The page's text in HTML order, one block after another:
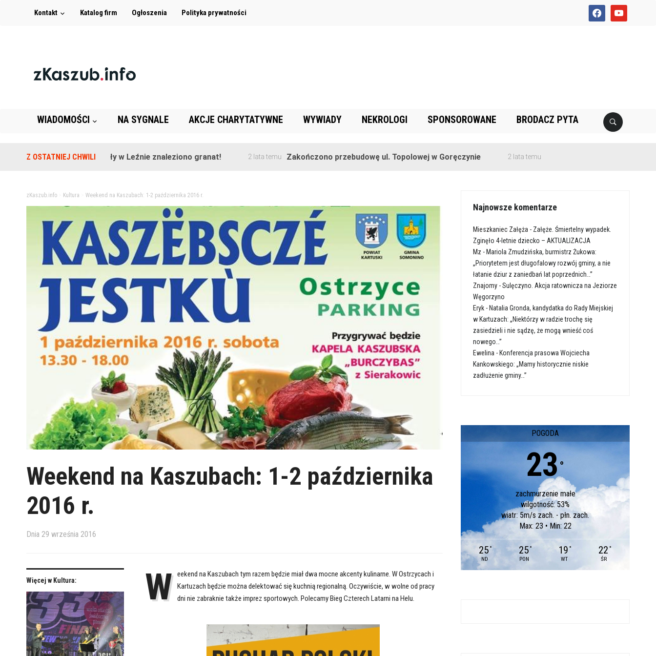
facebookyoutube
Kontakt Katalog firm Ogłoszenia Polityka prywatności
WIADOMOŚCI NA SYGNALE AKCJE CHARYTATYWNE WYWIADY NEKROLOGI SPONSOROWANE BRODACZ PYTA
Z OSTATNIEJ CHWILI
Na terenie szkoły w Leźnie znaleziono granat! 2 lata temu Zakończono przebudowę ul. Topolowej w Goręczynie 2 lata temu
zKaszub.info> Kultura Weekend na Kaszubach: 1-2 października 2016 r.
Weekend na Kaszubach: 1-2 października
2016 r.
Dnia 29 września 2016
Więcej w Kultura: W eekend na Kaszubach tym razem będzie miał dwa mocne akcenty kulinarne. W Ostrzycach i
Kartuzach będzie można delektować się kuchnią regionalną. Oczywiście, w wolne od pracy
dni nie zabraknie także imprez sportowych. Polecamy Bieg Czterech Latarni na Helu.
Najnowsze komentarze
Mieszkaniec Załęża - Załęże. Śmiertelny wypadek.
Zginęło 4-letnie dziecko – AKTUALIZACJA
Mz - Mariola Zmudzińska, burmistrz Żukowa:
„Priorytetem jest długofalowy rozwój gminy, a nie
łatanie dziur z zaniedbań lat poprzednich…”
Znajomy -Sulęczyno. Akcja ratownicza na Jeziorze
Węgorzyno
Eryk - Natalia Gronda, kandydatka do Rady Miejskiej
w Kartuzach: „Niektórzy w radzie trochę się
zasiedzieli i nie sądzę, że mogą wnieść coś
nowego…”
Ewelina - Konferencja prasowa Wojciecha
Kankowskiego: „Mamy historycznie niskie
zadłużenie gminy…”
POGODA
23 °
zachmurzenie małe
wilgotność: 53%
wiatr: 5m/s zach. - płn. zach.
Max: 23 • Min: 22
25 °
ND
25 °
PON
19 °
WT
22 °
ŚR